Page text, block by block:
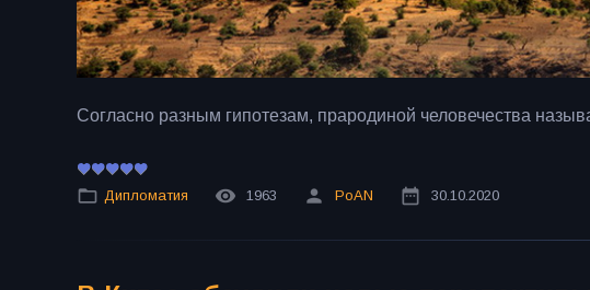
Согласно разным гипотезам, прародиной человечества
Дипломатия 1963 PoAN 30.10.2020